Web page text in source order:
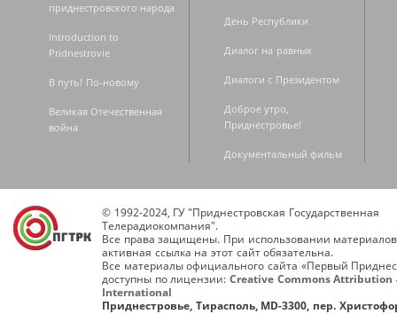
приднестровского народа
Introduction to
Pridnestrovie
В путь! По-новому
Великая Отечественная
война
День Республики
Диалог на равных
Диалоги с Президентом
Доброе утро,
Приднестровье!
Документальный фильм
© 1992-2024, ГУ "Приднестровская Государственная
Телерадиокомпания".
Все права защищены. При использовании
активная ссылка на этот сайт обязательна.
Все материалы официального сайта «Первый
доступны по лицензии: Creative Commons Attribution
International
Приднестровье, Тирасполь, MD-3300, пер.